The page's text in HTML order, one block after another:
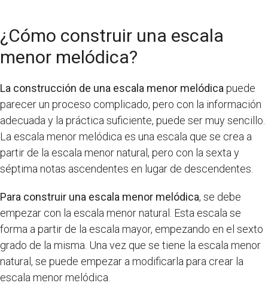
¿Cómo construir una escala
menor melódica?
La construcción de una escala menor melódica puede
parecer un proceso complicado, pero con la información
adecuada y la práctica suficiente, puede ser muy sencillo.
La escala menor melódica es una escala que se crea a
partir de la escala menor natural, pero con la sexta y
séptima notas ascendentes en lugar de descendentes.
Para construir una escala menor melódica, se debe
empezar con la escala menor natural. Esta escala se
forma a partir de la escala mayor, empezando en el sexto
grado de la misma. Una vez que se tiene la escala menor
natural, se puede empezar a modificarla para crear la
escala menor melódica.